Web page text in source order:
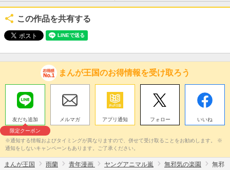
この作品を共有する
まんが王国のお得情報を受け取ろう
友だち追加
限定クーポン
メルマガ アプリ通知 フォロー いいね
※通知する情報およびタイミングが異なりますので、併せて受け取ることをお勧めします。 ※
通知をしないキャンペーンもあります。ご了承ください。
まんが王国 雨蘭 青年漫画 ヤングアニマル嵐 無邪気の楽園 無邪